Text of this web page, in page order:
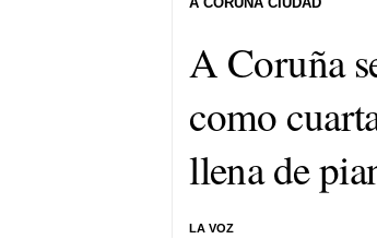
A Coruña
como
llena de
LA VOZ